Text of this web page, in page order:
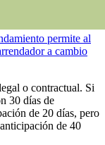
permite al
a cambio
o contractual. Si
30 días de
de 20 días, pero
de 40